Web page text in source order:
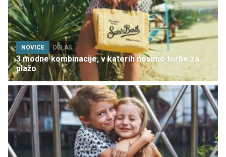
NOVICE OGLAS
3 modne kombinacije, v katerih nosimo torbe za
plažo